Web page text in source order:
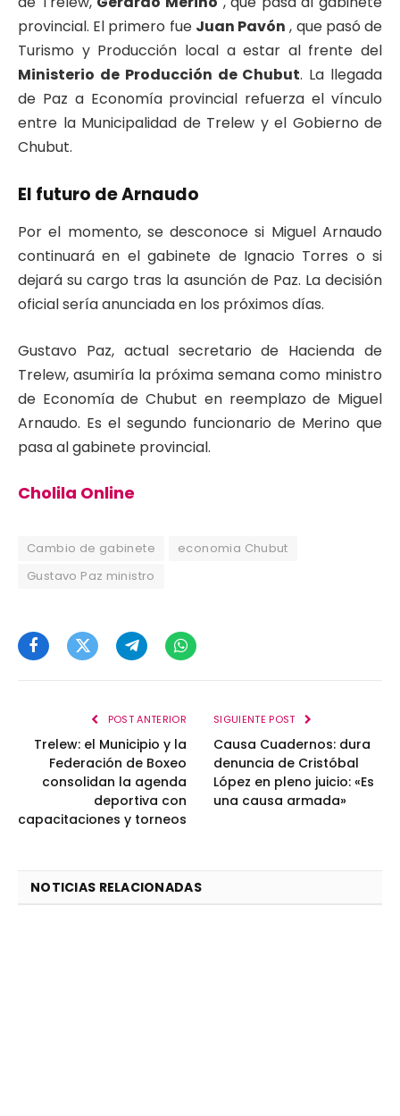
provincial. El primero fue Juan Pavón , que pasó de
Turismo y Producción local a estar al frente del
Ministerio de Producción de Chubut. La llegada
de Paz a Economía provincial refuerza el vínculo
entre la Municipalidad de Trelew y el Gobierno de
Chubut.
El futuro de Arnaudo
Por el momento, se desconoce si Miguel Arnaudo
continuará en el gabinete de Ignacio Torres o si
dejará su cargo tras la asunción de Paz. La decisión
oficial sería anunciada en los próximos días.
Gustavo Paz, actual secretario de Hacienda de
Trelew, asumiría la próxima semana como ministro
de Economía de Chubut en reemplazo de Miguel
Arnaudo. Es el segundo funcionario de Merino que
pasa al gabinete provincial.
Cholila Online
Cambio de gabinete
economia Chubut
Gustavo Paz ministro
FacebookTwitterTelegramWhatsApp
POST ANTERIOR
Trelew: el Municipio y la
Federación de Boxeo
consolidan la agenda
deportiva con
capacitaciones y torneos
SIGUIENTE POST
Causa Cuadernos: dura
denuncia de Cristóbal
López en pleno juicio: «Es
una causa armada»
NOTICIAS RELACIONADAS